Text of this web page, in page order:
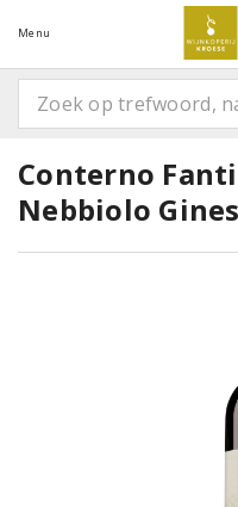
Menu
Conterno
Nebbiolo